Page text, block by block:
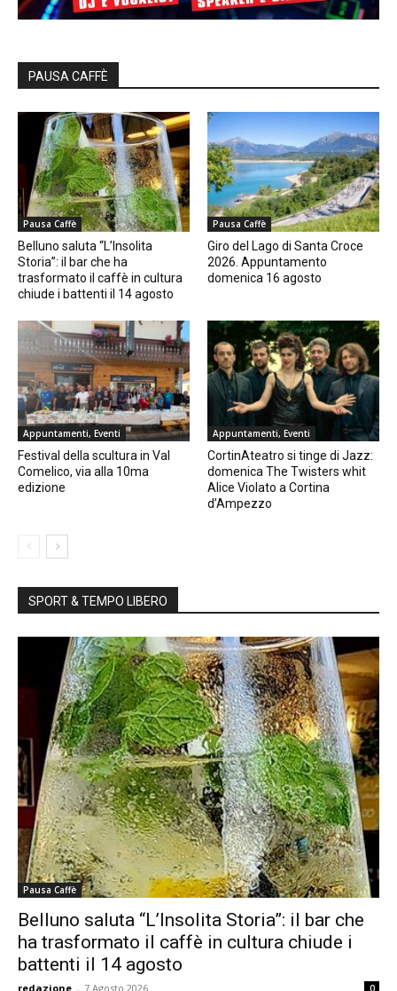
PAUSA CAFFÈ
Pausa Caffè
Belluno saluta “L’Insolita
Storia”: il bar che ha
trasformato il caffè in cultura
chiude i battenti il 14 agosto
Pausa Caffè
Giro del Lago di Santa Croce
2026. Appuntamento
domenica 16 agosto
Appuntamenti, Eventi
Festival della scultura in Val
Comelico, via alla 10ma
edizione
Appuntamenti, Eventi
CortinAteatro si tinge di Jazz:
domenica The Twisters whit
Alice Violato a Cortina
d’Ampezzo
SPORT & TEMPO LIBERO
Pausa Caffè
Belluno saluta “L’Insolita Storia”: il bar che
ha trasformato il caffè in cultura chiude i
battenti il 14 agosto
redazione - 7 Agosto 2026 0